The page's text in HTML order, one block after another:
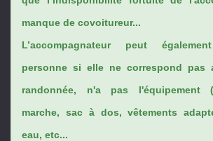
manque de covoitureur...
L’accompagnateur peut
personne si elle ne correspond pas
randonnée, n'a pas l'équipement
marche, sac à dos, vêtements
eau, etc...